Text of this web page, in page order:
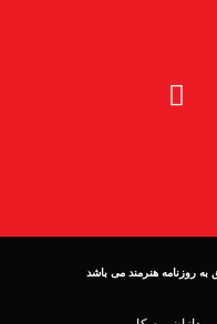
روزنامه هنرمند می باشد